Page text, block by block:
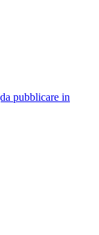
pubblicare in